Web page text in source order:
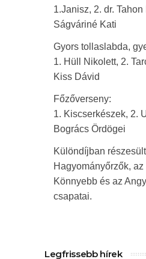
1.Janisz, 2. dr. Tahon
Ságváriné Kati
Gyors tollaslabda,
1. Hüll Nikolett, 2.
Kiss Dávid
Főzőverseny:
1. Kiscserkészek, 2.
Bogrács Ördögei
Különdíjban
Hagyományőrzők, az
Könnyebb és az
csapatai.
Legfrissebb hírek